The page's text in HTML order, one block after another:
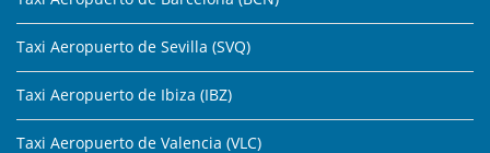
Taxi Aeropuerto de Sevilla (SVQ)
Taxi Aeropuerto de Ibiza (IBZ)
Taxi Aeropuerto de Valencia (VLC)